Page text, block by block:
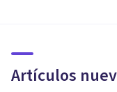
Artículos